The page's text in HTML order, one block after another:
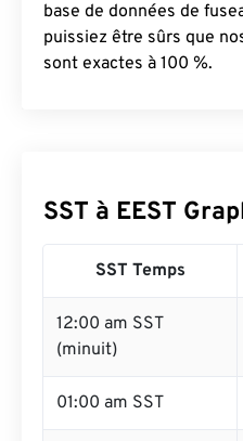
base de données de
puissiez être sûrs que
sont exactes à 100 %.
SST à EEST
SST Temps
12:00 am SST
(minuit)
01:00 am SST